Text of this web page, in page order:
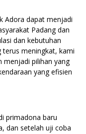
Adora dapat menjadi
Padang dan
dan kebutuhan
terus meningkat, kami
menjadi pilihan yang
yang efisien
primadona baru
dan setelah uji coba